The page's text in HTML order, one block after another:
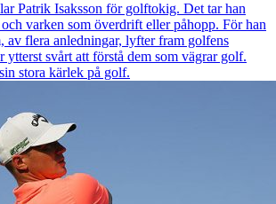
Patrik Isaksson för golftokig. Det tar han
varken som överdrift eller påhopp. För han
av flera anledningar, lyfter fram golfens
ytterst svårt att förstå dem som vägrar golf.
stora kärlek på golf.